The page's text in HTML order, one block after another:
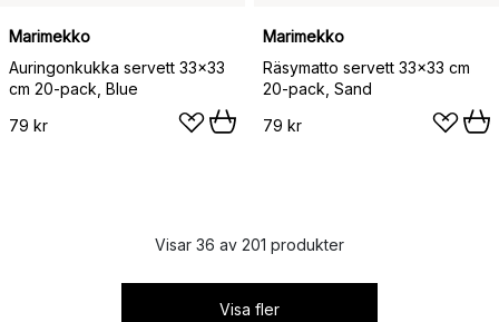
Marimekko
Auringonkukka servett 33x33
cm 20-pack, Blue
79 kr
Marimekko
Räsymatto servett 33x33 cm
20-pack, Sand
79 kr
Visar 36 av 201 produkter
Visa fler